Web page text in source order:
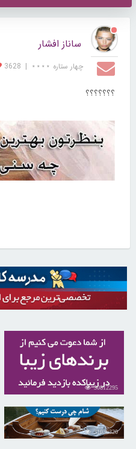
ساناز افشار
چهار ستاره ⋆⋆⋆⋆ |
3628
؟؟؟؟؟؟؟
30812295
31036320